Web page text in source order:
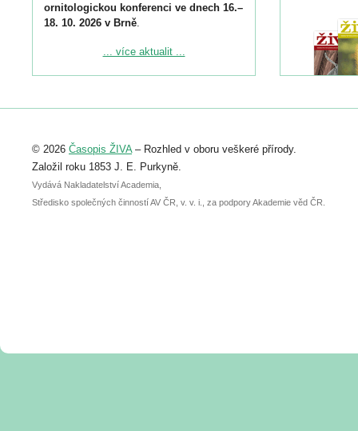
ornitologickou konferenci ve dnech 16.–
18. 10. 2026 v Brně.
Podrobnější informace ke konferenci
Registrovat se můžete do 6. září.
abstraktu přihlášené přednášky nebo
posteru je už 30. června.
... více aktualit ...
© 2026 Časopis ŽIVA– Rozhled v oboru veškeré přírody.
Založil roku 1853 J. E. Purkyně.
Vydává Nakladatelství Academia,
Středisko společných činností AV ČR, v. v. i., za podpory Akademie věd ČR.